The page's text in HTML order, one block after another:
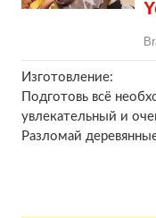
Изготовление:
Подготовь всё
увлекательный и
Разломай